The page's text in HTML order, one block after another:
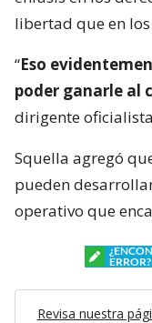
libertad que en
“Eso
poder ganarle al
dirigente
Squella agregó
pueden
operativo que
ERROR?
Revisa nuestra